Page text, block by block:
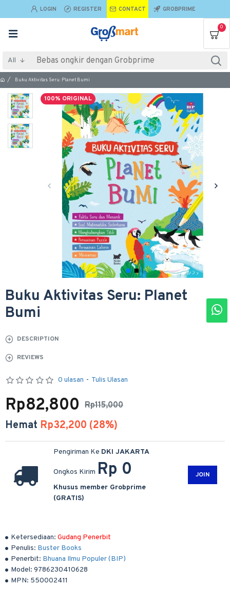
LOGIN REGISTER CONTACT GROBPRIME
0
All
Buku Aktivitas Seru: Planet Bumi
100% ORIGINAL
Buku Aktivitas Seru: Planet
Bumi
DESCRIPTION
REVIEWS
Ketersediaan: Gudang Penerbit
Penulis: Buster Books
Penerbit: Bhuana Ilmu Populer (BIP)
Model: 9786230410628
MPN: 550002411
0 ulasan - Tulis Ulasan
Rp115,000
Rp82,800
Hemat Rp32,200 (28%)
Pengiriman Ke DKI JAKARTA
Ongkos Kirim Rp 0
Khusus member Grobprime
(GRATIS)
JOIN